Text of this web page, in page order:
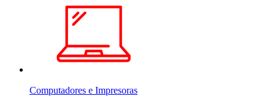
Computadores e Impresoras